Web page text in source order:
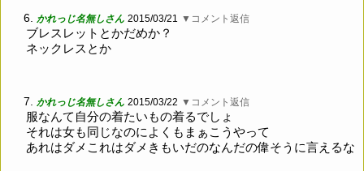
6. かれっじ名無しさん 2015/03/21 ▼コメント返信
ブレスレットとかだめか？
ネックレスとか
7. かれっじ名無しさん 2015/03/22 ▼コメント返信
服なんて自分の着たいもの着るでしょ
それは女も同じなのによくもまぁこうやって
あれはダメこれはダメきもいだのなんだの偉そうに言えるな